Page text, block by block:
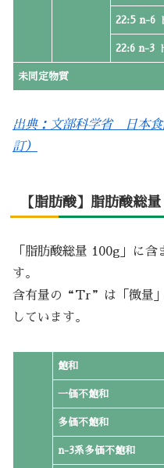
22:5 n-6
22:6 n-3
未同定物質
出典：文部科学省 日本食
訂）
【脂肪酸】脂肪酸総
「脂肪酸総量 100g」に
す。
含有量の“Tr”は「微量
しています。
飽和
一価不飽和
多価不飽和
n-3系多価不飽和